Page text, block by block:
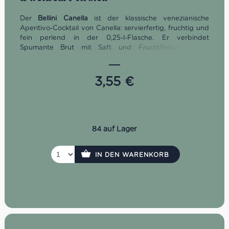
Der Bellini Canella ist der klassische venezianische
Aperitivo-Cocktail von Canella: servierfertig, fruchtig und
fein perlend in der 0,25-l-Flasche. Er verbindet
Spumante Brut mit Saft und Fruchtfleisch weißer
charakteristische zart rosafarbene Farbe verleihen. Gut
gekühlt serviert, eignet sich dieser italienische Aperitif
ideal für Aperitivo, Brunch, Antipasti, sommerliche
enthält laut Hersteller 5% Vol.
3,55 €
84 auf Lager
IN DEN WARENKORB